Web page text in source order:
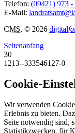
Telefon: (09421) 973 -
E-Mail:
CMS, © 2026 digital
Seitenanfang
30
1213--333546127-0
Cookie-
Wir verwenden
Erlebnis zu bieten.
Seite notwendig sind,
Statistikzwecken, für